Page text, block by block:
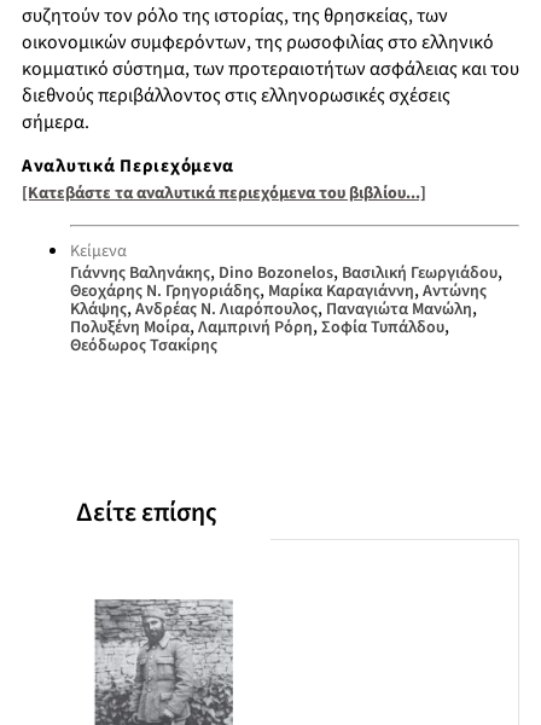
συζητούν τον ρόλο της ιστορίας, της θρησκείας, των
οικονομικών συμφερόντων, της ρωσοφιλίας στο ελληνικό
κομματικό σύστημα, των προτεραιοτήτων ασφάλειας και του
διεθνούς περιβάλλοντος στις ελληνορωσικές σχέσεις
σήμερα.
Αναλυτικά Περιεχόμενα
[Κατεβάστε τα αναλυτικά περιεχόμενα του βιβλίου...]
Κείμενα
Γιάννης Βαληνάκης, Dino Bozonelos, Βασιλική Γεωργιάδου,
Θεοχάρης Ν. Γρηγοριάδης, Μαρίκα Καραγιάννη,Αντώνης
Κλάψης,Ανδρέας Ν. Λιαρόπουλος, Παναγιώτα Μανώλη,
Πολυξένη Μοίρα,Λαμπρινή Ρόρη,Σοφία Τυπάλδου,
Θεόδωρος Τσακίρης
Δείτε επίσης